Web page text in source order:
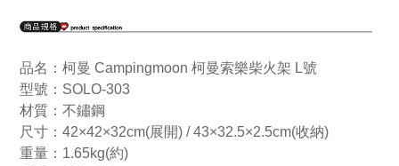
品名：柯曼 Campingmoon 柯曼索樂柴火架 L號
型號：SOLO-303
材質：不鏽鋼
尺寸：42×42×32cm(展開) / 43×32.5×2.5cm(收納)
重量：1.65kg(約)